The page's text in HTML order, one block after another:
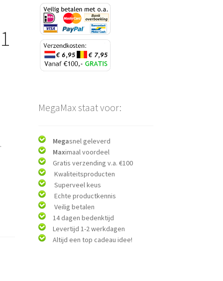
MegaMax staat voor:
Megasnel geleverd
Maximaal voordeel
Gratis verzending v.a. €100
Kwaliteitsproducten
Superveel keus
Echte productkennis
Veilig betalen
14 dagen bedenktijd
Levertijd 1-2 werkdagen
Altijd een top cadeau idee!